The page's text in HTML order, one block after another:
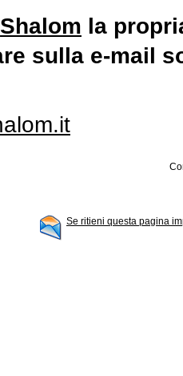
Shalom la
sulla e-mail
Se ritieni questa pagina